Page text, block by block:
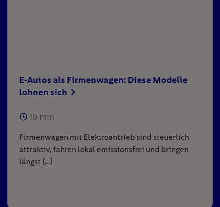
E-Autos als Firmenwagen: Diese Modelle
lohnen sich
10 min
Firmenwagen mit Elektroantrieb sind steuerlich
attraktiv, fahren lokal emissionsfrei und bringen
längst […]